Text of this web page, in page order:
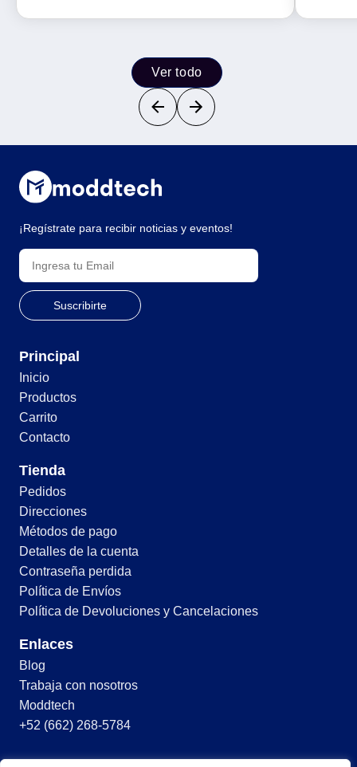
Ver todo
¡Regístrate para recibir noticias y eventos!
Principal
Inicio
Productos
Carrito
Contacto
Tienda
Pedidos
Direcciones
Métodos de pago
Detalles de la cuenta
Contraseña perdida
Política de Envíos
Política de Devoluciones y Cancelaciones
Enlaces
Blog
Trabaja con nosotros
Moddtech
+52 (662) 268-5784